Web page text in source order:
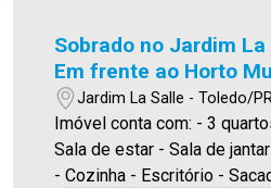
Sobrado no Jardim
Em frente ao Horto
Jardim La Salle - Toledo/
Imóvel conta com: - 3 quartos - 1 suite + closet -
Sala de estar - Sala de
- Cozinha - Escritório -